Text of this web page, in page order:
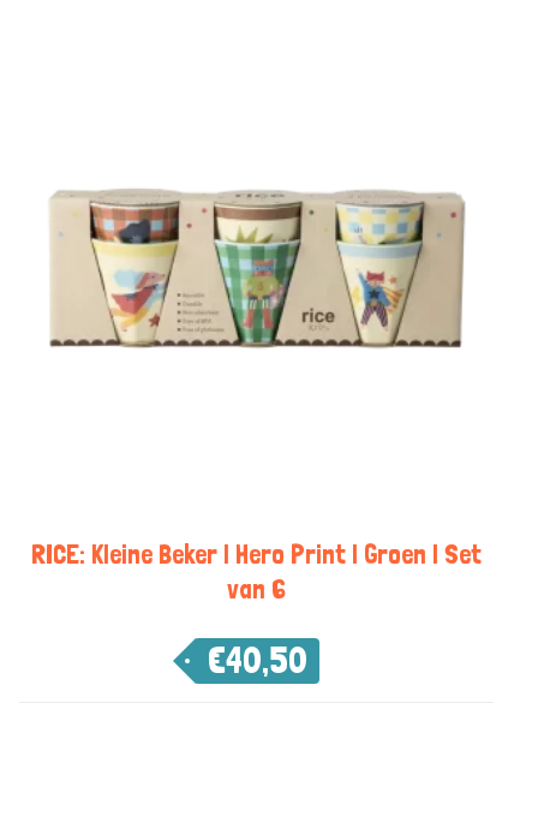
RICE: Kleine Beker | Hero Print | Groen | Set
van 6
€40,50